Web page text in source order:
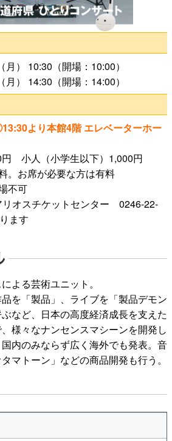
セシビリティ
ングライツ・パートナー
） 10:30（開場：10:00）
） 14:30（開場：14:00）
より本館4階 エレベーターホー
小人（小学生以下）1,000円
。お席が必要な方は有料
不可
リオスチケットセンター 0246-22-
ます
よる芸術ユニット。
を「製品」、ライブを「製品デモン
など、日本の高度経済成長を支えた
様々なナンセンスマシーンを開発し
内のみならず広く海外でも発表。音
マトーン」などの商品開発も行う。